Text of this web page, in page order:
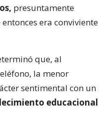
presuntamente
era conviviente
que, al
la menor
sentimental con un
educacional